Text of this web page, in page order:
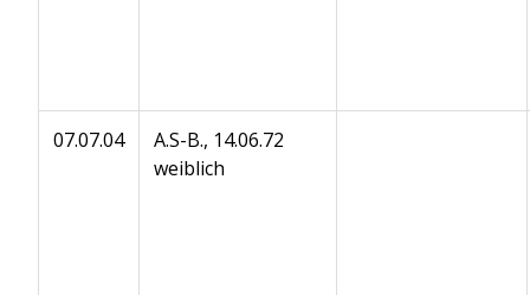
07.07.04
A.S-B., 14.06.72
weiblich